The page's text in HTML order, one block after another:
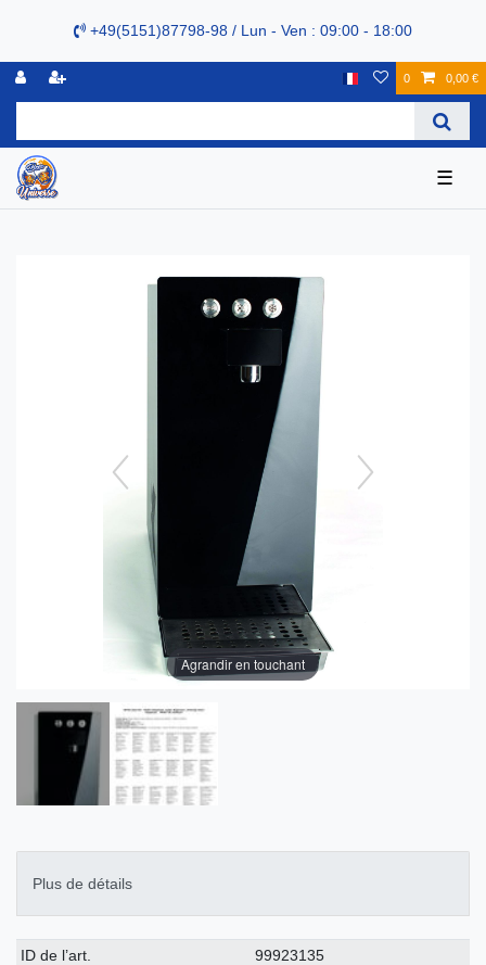
+49(5151)87798-98 / Lun - Ven : 09:00 - 18:00
0 0,00 €
☰
Agrandir en touchant
Plus de détails
Caractéristique
Valeur
ID de l’art.
99923135